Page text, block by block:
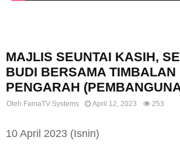
MAJLIS SEUNTAI KASIH,
BUDI BERSAMA TIMBALAN
PENGARAH
Oleh FamaTV Systems April 12, 2023 253
10 April 2023 (Isnin)